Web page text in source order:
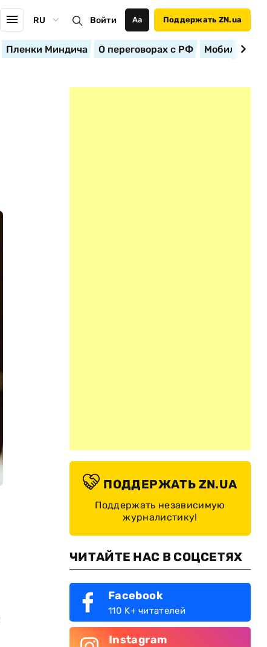
RU Войти Аа Поддержать ZN.ua
Пленки Миндича О переговорах с РФ
ПОДДЕРЖАТЬ ZN.UA
Поддержать независимую
журналистику!
ЧИТАЙТЕ НАС В СОЦСЕТЯХ
Facebook
110 K+ читателей
Instagram